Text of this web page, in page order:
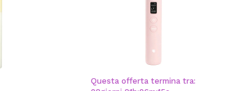
Questa offerta termina tra: